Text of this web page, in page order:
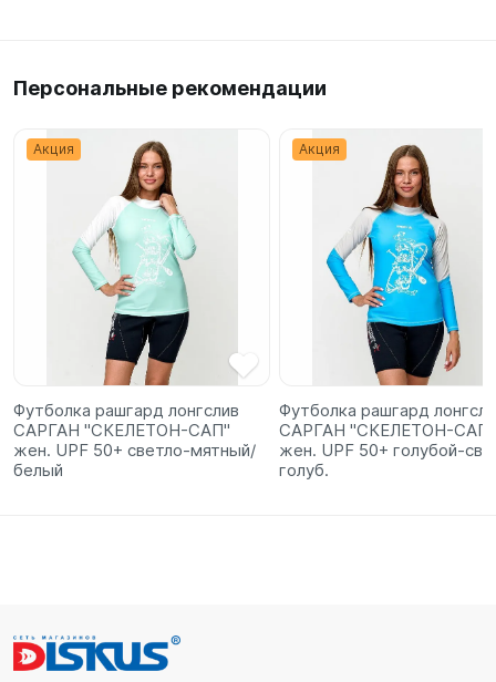
Персональные рекомендации
Акция
Футболка рашгард лонгслив
САРГАН "СКЕЛЕТОН-САП"
жен. UPF 50+ светло-мятный/
белый
Акция
Футболка рашгард
САРГАН "СКЕЛЕТОН-САП"
жен. UPF 50+ голубой-
голуб.